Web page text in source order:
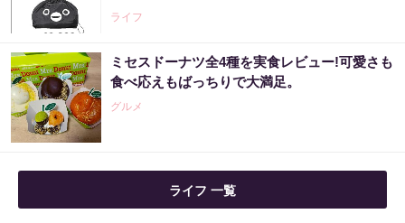
【宝くじの裏技】当たる側に回るか、このま
まか
PR（合同会社デジタルファーム ）
【宝くじ何年も買って一度も当たらない人
へ】原因、はっきりしてます
ライフ
ミセスドーナツ全4種を実食レビュー!可愛さも
食べ応えもばっちりで大満足。
グルメ
ライフ 一覧